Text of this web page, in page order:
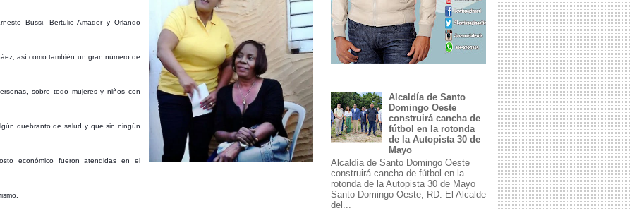
Bussi, Bertulio Amador y Orlando
así como también un gran número de
sobre todo mujeres y niños con
quebranto de salud y que sin ningún
económico fueron atendidas en el
Alcaldía de Santo
Domingo Oeste
construirá cancha de
fútbol en la rotonda
de la Autopista 30 de
Mayo
Alcaldía de Santo Domingo Oeste
construirá cancha de fútbol en la
rotonda de la Autopista 30 de Mayo
Santo Domingo Oeste, RD.-El Alcalde
del...